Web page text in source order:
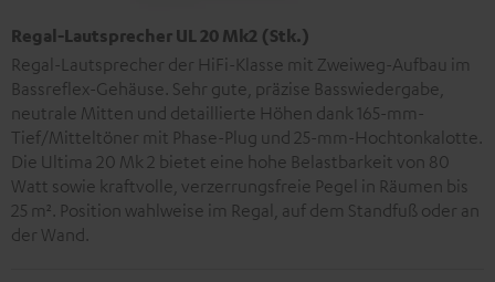
Regal-Lautsprecher UL 20 Mk2 (Stk.)
Regal-Lautsprecher der HiFi-Klasse mit Zweiweg-Aufbau im
Bassreflex-Gehäuse. Sehr gute, präzise Basswiedergabe,
neutrale Mitten und detaillierte Höhen dank 165-mm-
Tief/Mitteltöner mit Phase-Plug und 25-mm-Hochtonkalotte.
Die Ultima 20 Mk 2 bietet eine hohe Belastbarkeit von 80
Watt sowie kraftvolle, verzerrungsfreie Pegel in Räumen bis
25 m². Position wahlweise im Regal, auf dem Standfuß oder an
der Wand.